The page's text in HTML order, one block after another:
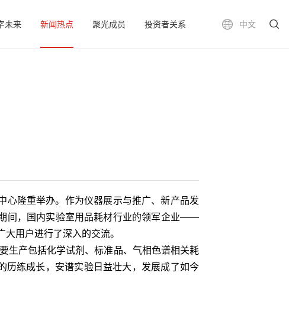
中文
未来 新闻热点 聚光成员 投资者关系
隆重举办。作为仪器展示与推广、新产品发
间，国内实验室用品耗材行业的领军企业——
用户进行了深入的交流。
产包括化学试剂、标准品、气相色谱相关耗
历练成长，安谱实验日益壮大，发展成了如今